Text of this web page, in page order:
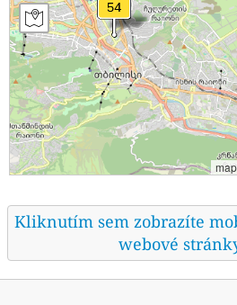
Kliknutím sem zobrazíte
webové